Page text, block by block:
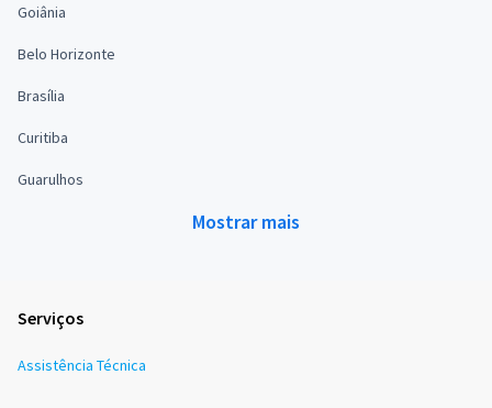
Goiânia
Belo Horizonte
Brasília
Curitiba
Guarulhos
Mostrar mais
Serviços
Assistência Técnica